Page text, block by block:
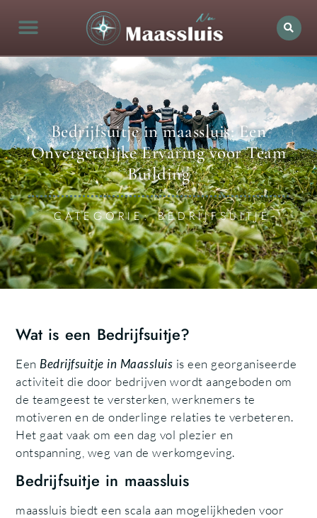
Bedrijfsuitje in maassluis: Een
Onvergetelijke Ervaring voor Team
Building
CATEGORIE: BEDRIJFSUITJE
Wat is een Bedrijfsuitje?
Een Bedrijfsuitje in Maassluis is een georganiseerde
activiteit die door bedrijven wordt aangeboden om
de teamgeest te versterken, werknemers te
motiveren en de onderlinge relaties te verbeteren.
Het gaat vaak om een dag vol plezier en
ontspanning, weg van de werkomgeving.
Bedrijfsuitje in maassluis
maassluis biedt een scala aan mogelijkheden voor